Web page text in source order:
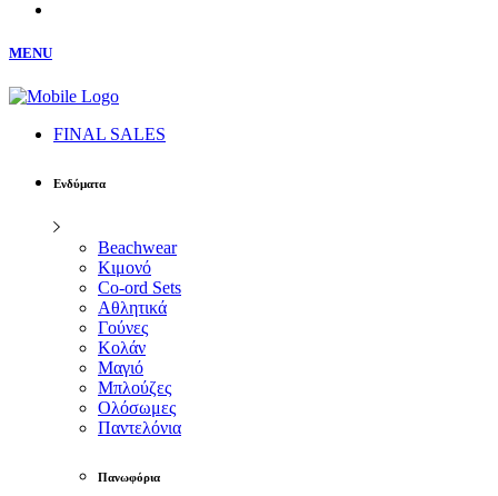
MENU
FINAL SALES
Ενδύματα
Beachwear
Κιμονό
Co-ord Sets
Αθλητικά
Γούνες
Κολάν
Μαγιό
Μπλούζες
Ολόσωμες
Παντελόνια
Πανωφόρια